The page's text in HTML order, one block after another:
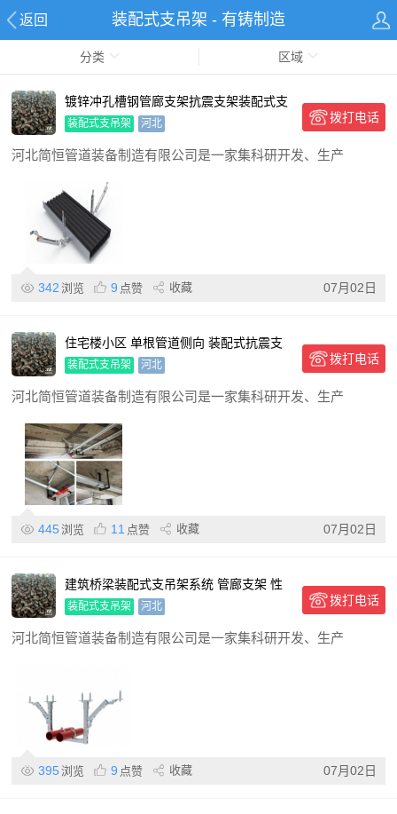
返回 装配式支吊架 - 有铸制造
分类 区域
镀锌冲孔槽钢管廊支架抗震支架装配式支
吊架 保质保量 承受力强
装配式支吊架 河北 拨打电话
河北简恒管道装备制造有限公司是一家集科研开发、生产
342 浏览 9 点赞 收藏 07月02日
住宅楼小区 单根管道侧向 装配式抗震支
架 使用寿命长 材质优
装配式支吊架 河北 拨打电话
河北简恒管道装备制造有限公司是一家集科研开发、生产
445 浏览 11 点赞 收藏 07月02日
建筑桥梁装配式支吊架系统 管廊支架 性
能稳定
装配式支吊架 河北 拨打电话
河北简恒管道装备制造有限公司是一家集科研开发、生产
395 浏览 9 点赞 收藏 07月02日